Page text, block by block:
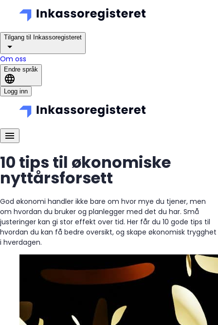
Tilgang til Inkassoregisteret
Om oss
Endre språk
Logg inn
10 tips til økonomiske
nyttårsforsett
God økonomi handler ikke bare om hvor mye du tjener, men
om hvordan du bruker og planlegger med det du har. Små
justeringer kan gi stor effekt over tid. Her får du 10 gode tips til
hvordan du kan få bedre oversikt, og skape økonomisk trygghet
i hverdagen.